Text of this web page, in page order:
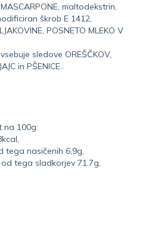
maltodekstrin,
škrob E 1412,
POSNETO MLEKO V
sledove OREŠČKOV,
in PŠENICE..
na 100g:
tega nasičenih 6,9g,
tega sladkorjev 71,7g,